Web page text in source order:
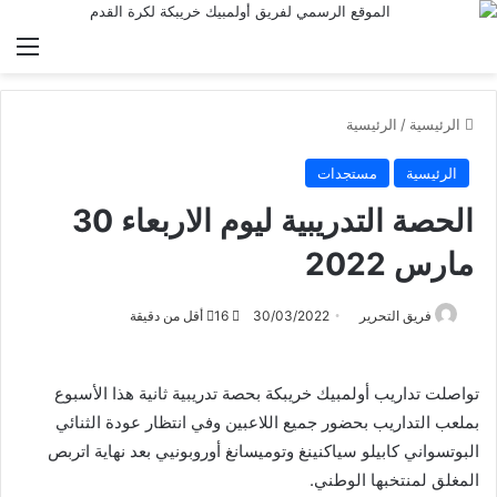
الرئيسية / الرئيسية
الرئيسية مستجدات
الحصة التدريبية ليوم الاربعاء 30
مارس 2022
فريق التحرير 30/03/2022 أقل من دقيقة
تواصلت تداريب أولمبيك خريبكة بحصة تدريبية ثانية هذا الأسبوع
بملعب التداريب بحضور جميع اللاعبين وفي انتظار عودة الثنائي
البوتسواني كابيلو سياكنينغ وتوميسانغ أوروبونيي بعد نهاية اتربص
المغلق لمنتخبها الوطني.